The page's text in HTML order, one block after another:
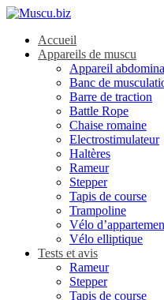
Accueil
Appareils de muscu
Appareil
Banc de
Barre de traction
Battle Rope
Chaise romaine
Electrostimulateur
Haltères
Rameur
Stepper
Tapis de course
Trampoline
Vélo
Vélo elliptique
Tests et avis
Rameur
Stepper
Tapis de course